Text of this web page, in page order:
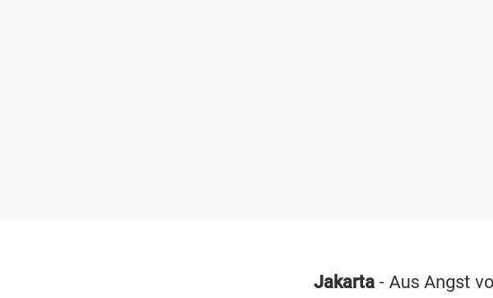
Jakarta- Aus Angst